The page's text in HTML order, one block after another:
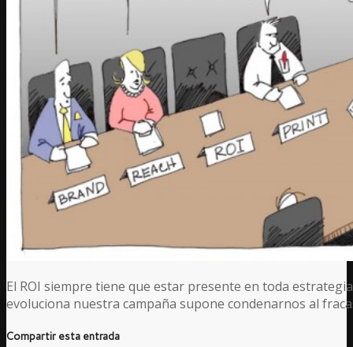
El ROI siempre tiene que estar presente en toda
evoluciona nuestra campaña supone condenarnos al
Compartir esta entrada